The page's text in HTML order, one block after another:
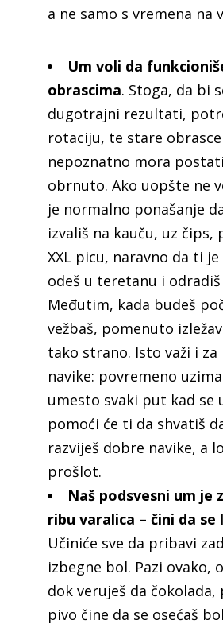
a ne samo s vremena na
Um voli da
obrascima. Stoga, da bi
dugotrajni rezultati,
rotaciju, te stare
nepoznatno mora
obrnuto. Ako uopšte ne
je normalno ponašanje
izvališ na kauču, uz čips,
XXL picu, naravno da ti
odeš u teretanu i
Međutim, kada budeš
vežbaš, pomenuto
tako strano. Isto važi i
navike: povremeno
umesto svaki put kad se
pomoći će ti da shvatiš
razviješ dobre navike, a
prošlot.
Naš podsvesni um je
ribu varalica – čini da se
Učiniće sve da pribavi
izbegne bol. Pazi ovako,
dok veruješ da
pivo čine da se osećaš